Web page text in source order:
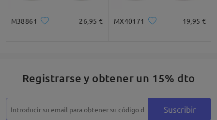
M38861 26,95 € MX40171 19,95 €
Registrarse y obtener un 15% dto
Suscribir